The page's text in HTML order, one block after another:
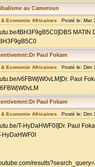
au Cameroun
Economie Africaines Posté le: Mar
tBH3F9gB5C0]DBS
Paul Fokam
Economie Africaines Posté le: Dim
v6FBWjW0vLM]Dr. Paul
Paul Fokam
Economie Africaines Posté le: Dim
T-HyDaHWF0I]Dr. Paul
HyDaHWF0I